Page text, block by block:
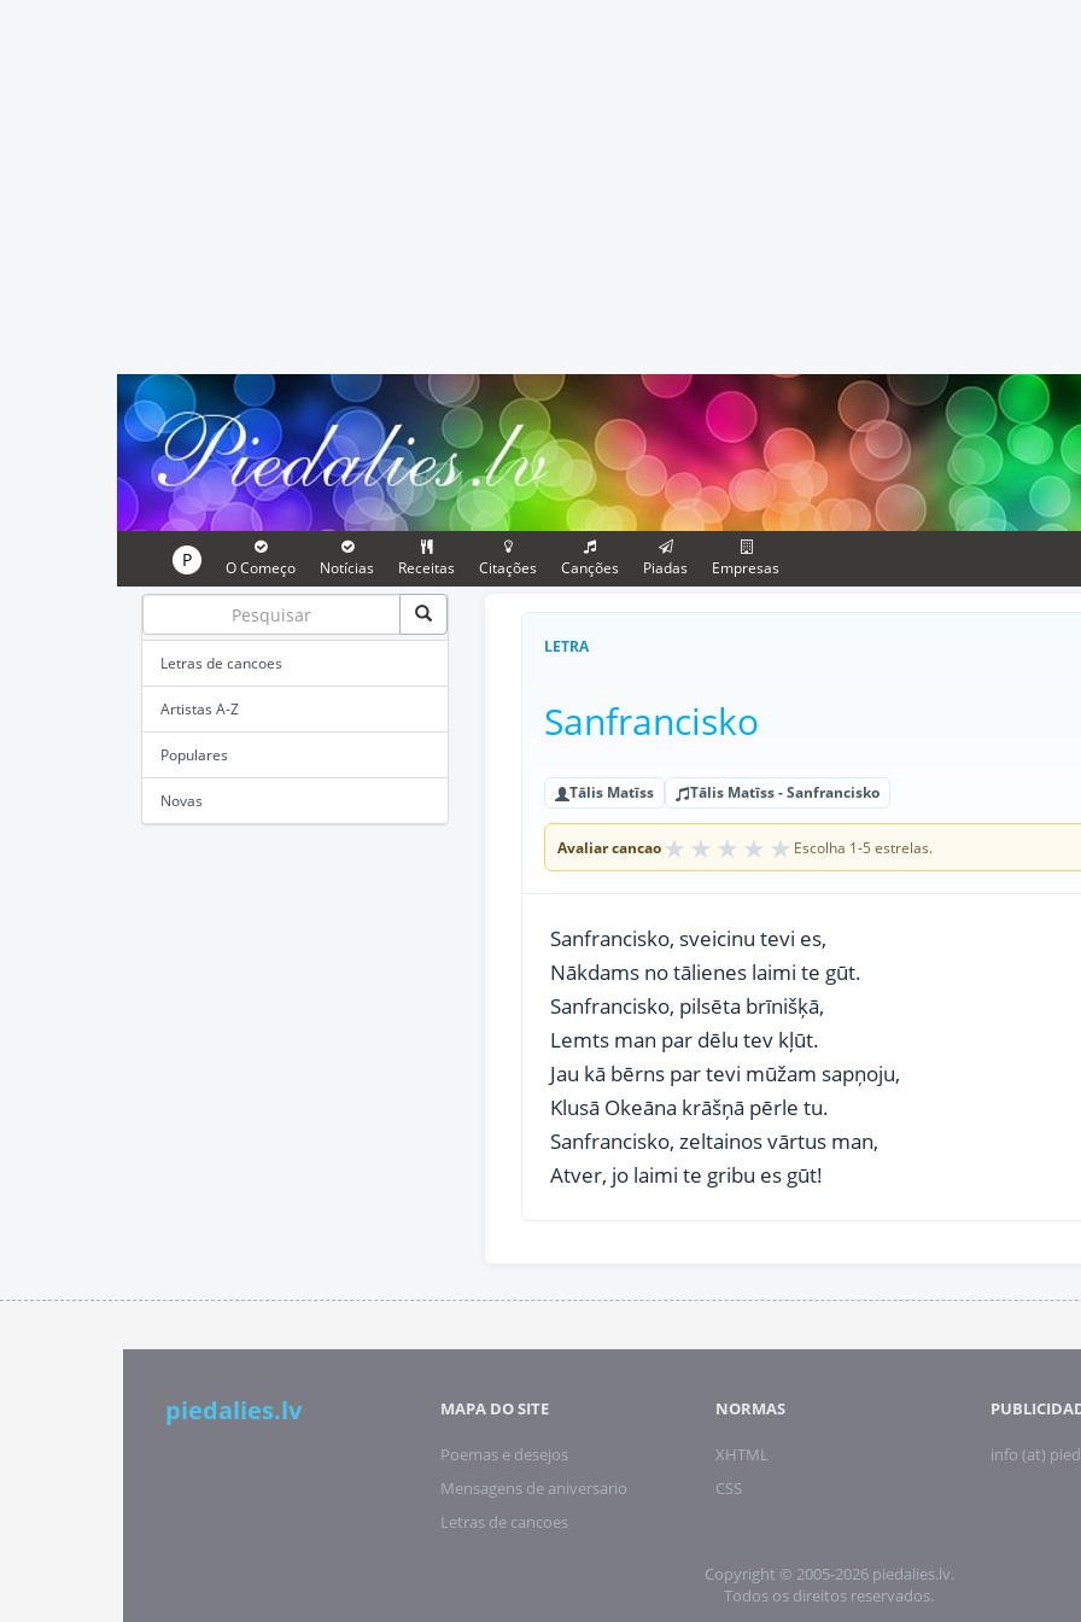
P O Começo Notícias Receitas Citações Canções Piadas Empresas
Letras de cancoes
Artistas A-Z
Populares
Novas
LETRA
Sanfrancisko
Tālis Matīss Tālis Matīss - Sanfrancisko
Avaliar cancao★ ★ ★ ★ ★ Escolha 1-5 estrelas.
Sanfrancisko, sveicinu tevi es,
Nākdams no tālienes laimi te gūt.
Sanfrancisko, pilsēta brīnišķā,
Lemts man par dēlu tev kļūt.
Jau kā bērns par tevi mūžam sapņoju,
Klusā Okeāna krāšņā pērle tu.
Sanfrancisko, zeltainos vārtus man,
Atver, jo laimi te gribu es gūt!
piedalies.lv MAPA DO SITE
Poemas e desejos
Mensagens de aniversario
Letras de cancoes
NORMAS
XHTML
CSS
info (at)
Copyright © 2005-2026 piedalies.lv.
Todos os direitos reservados.